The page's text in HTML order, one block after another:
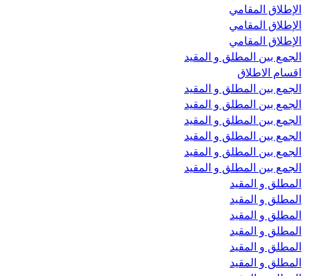
الإطلاق المقامي
الإطلاق المقامي
الإطلاق المقامي
الجمع بین المطلق و المقید
اقسام الاطلاق
الجمع بین المطلق و المقید
الجمع بین المطلق و المقید
الجمع بین المطلق و المقید
الجمع بین المطلق و المقید
الجمع بین المطلق و المقید
الجمع بین المطلق و المقید
المطلق و المقید
المطلق و المقید
المطلق و المقید
المطلق و المقید
المطلق و المقید
المطلق و المقید